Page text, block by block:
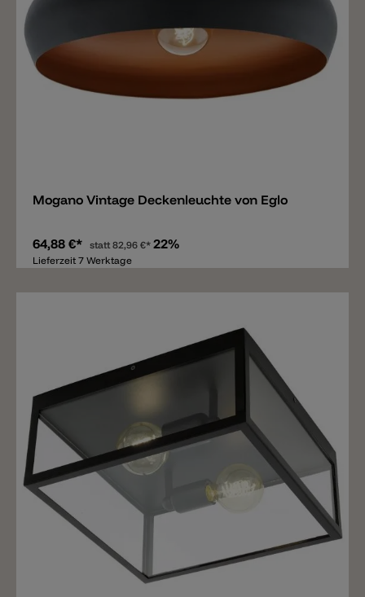
Mogano Vintage Deckenleuchte von Eglo
64,88 €* statt82,96 €* 22%
Lieferzeit 7 Werktage